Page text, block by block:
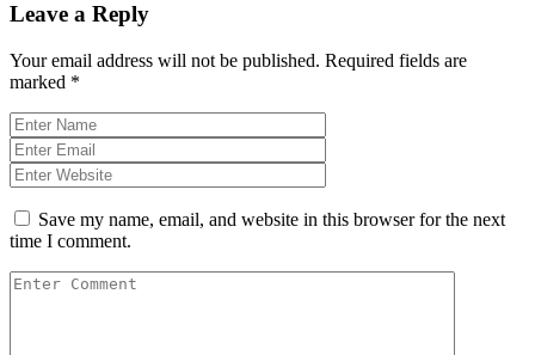
Leave a Reply
Your email address will not be published. Required fields are
marked *
Save my name, email, and website in this browser for the next
time I comment.